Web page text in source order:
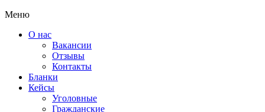
Меню
О нас
Вакансии
Отзывы
Контакты
Бланки
Кейсы
Уголовные
Гражданские